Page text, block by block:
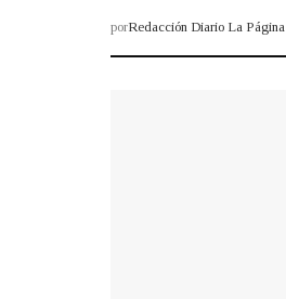
porRedacción Diario La Página